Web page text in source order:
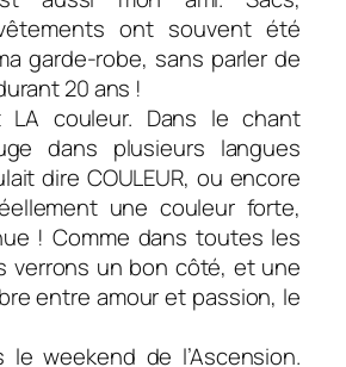
ont souvent été
garde-robe, sans parler de
20 ans !
couleur. Dans le chant
dans plusieurs langues
dire COULEUR, ou encore
une couleur forte,
! Comme dans toutes les
verrons un bon côté, et une
entre amour et passion, le
le weekend de l’Ascension.